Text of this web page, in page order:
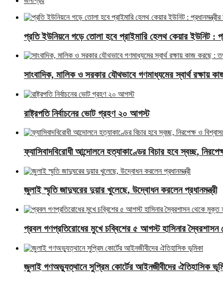
প্রতি ইউনিয়নে গড়ে তোলা হবে প্রাইমারি হেলথ কেয়ার ইউনিট :
সাংবাদিক, মালিক ও সরকার যৌথভাবে গণমাধ্যমের স্বার্থ রক্ষায়
রাষ্ট্রপতি নির্বাচনের ভোট গ্রহণ ২০ আগস্ট
ফ্যাসিবাদবিরোধী আন্দোলনে হত্যাকাণ্ডের বিচার হবে স্বচ্ছ,
জুলাই স্মৃতি জাদুঘরের দুয়ার খুলেছে, উদ্বোধন করলেন প্রধানমন্ত্রী
প্রবল গণপ্রতিরোধের মুখে চব্বিশের ৫ আগস্ট হাসিনার স্বৈরশাসন
জুলাই গণঅভ্যুত্থানে সুপ্রিম কোর্টের আইনজীবীদের ঐতিহাসিক